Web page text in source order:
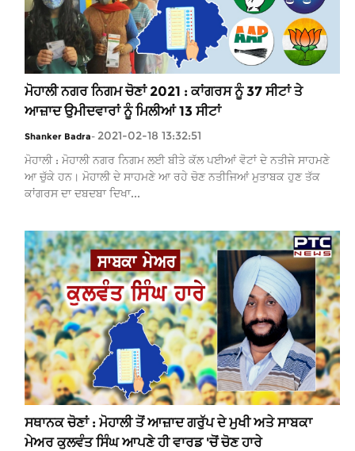
ਮੋਹਾਲੀ ਨਗਰ ਨਿਗਮ ਚੋਣਾਂ 2021 : ਕਾਂਗਰਸ ਨੂੰ 37 ਸੀਟਾਂ ਤੇ
ਆਜ਼ਾਦ ਉਮੀਦਵਾਰਾਂ ਨੂੰ ਮਿਲੀਆਂ 13 ਸੀਟਾਂ
Shanker Badra- 2021-02-18 13:32:51
ਮੋਹਾਲੀ : ਮੋਹਾਲੀ ਨਗਰ ਨਿਗਮ ਲਈ ਬੀਤੇ ਕੱਲ ਪਈਆਂ ਵੋਟਾਂ ਦੇ ਨਤੀਜੇ ਸਾਹਮਣੇ
ਆ ਚੁੱਕੇ ਹਨ। ਮੋਹਾਲੀ ਦੇ ਸਾਹਮਣੇ ਆ ਰਹੇ ਚੋਣ ਨਤੀਜਿਆਂ ਮੁਤਾਬਕ ਹੁਣ ਤੱਕ
ਕਾਂਗਰਸ ਦਾ ਦਬਦਬਾ ਦਿਖਾ...
ਸਥਾਨਕ ਚੋਣਾਂ : ਮੋਹਾਲੀ ਤੋਂ ਆਜ਼ਾਦ ਗਰੁੱਪ ਦੇ ਮੁਖੀ ਅਤੇ ਸਾਬਕਾ
ਮੇਅਰ ਕੁਲਵੰਤ ਸਿੰਘ ਆਪਣੇ ਹੀ ਵਾਰਡ 'ਚੋਂ ਚੋਣ ਹਾਰੇ